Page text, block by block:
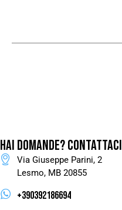
HAI DOMANDE?CONTATTACI
Via Giuseppe Parini, 2
Lesmo, MB 20855
+390392186694